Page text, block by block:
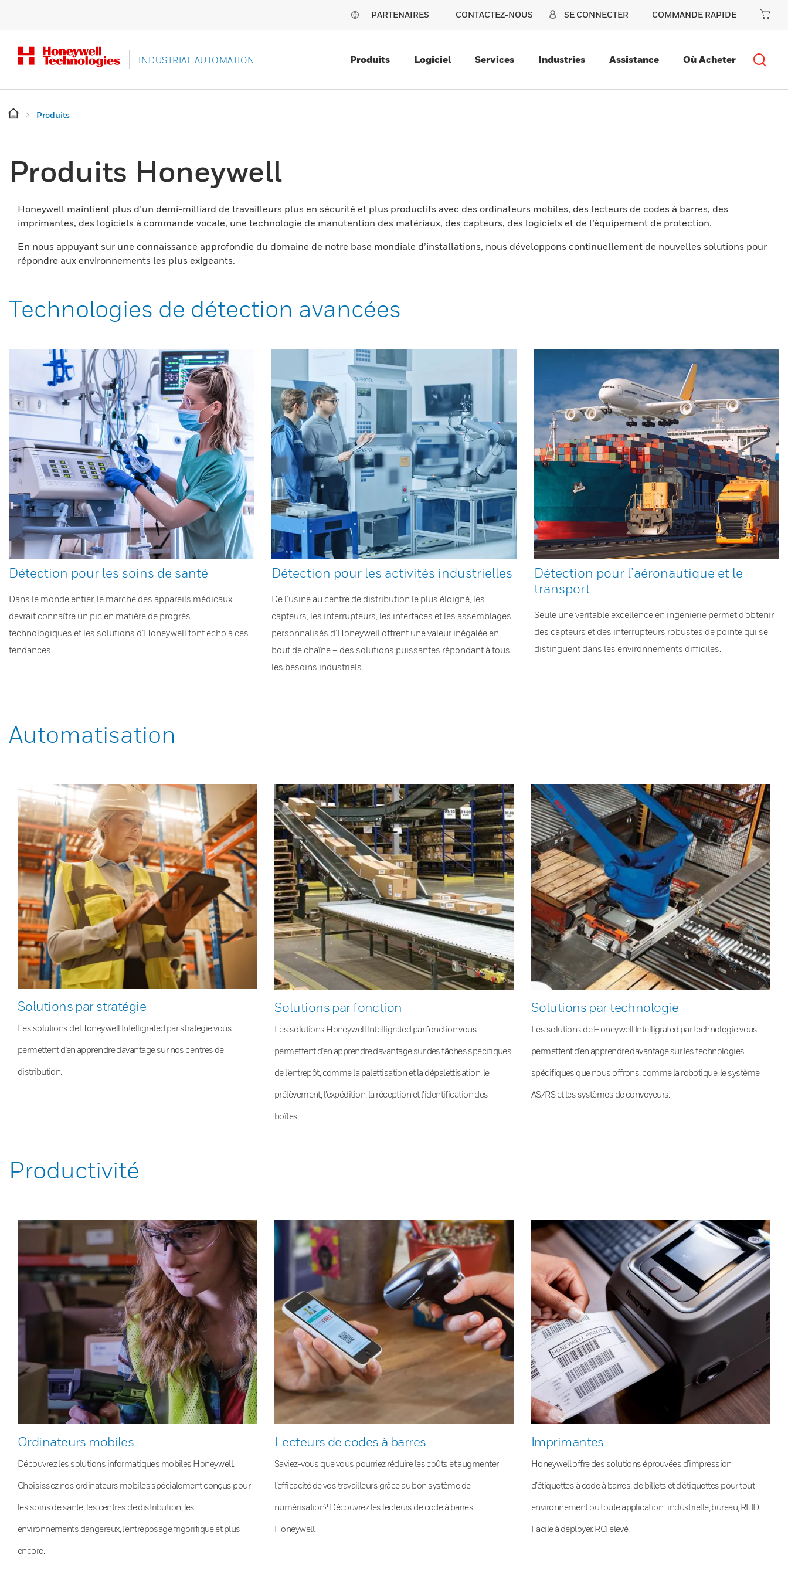
PARTENAIRES CONTACTEZ-NOUS SE CONNECTER COMMANDE RAPIDE
INDUSTRIAL AUTOMATION Produits Logiciel Services Industries Assistance Où Acheter
Produits
Produits Honeywell
Honeywell maintient plus d’un demi-milliard de travailleurs plus en sécurité et plus productifs avec des ordinateurs mobiles, des lecteurs de codes à barres, des
imprimantes, des logiciels à commande vocale, une technologie de manutention des matériaux, des capteurs, des logiciels et de l’équipement de protection.
En nous appuyant sur une connaissance approfondie du domaine de notre base mondiale d’installations, nous développons continuellement de nouvelles solutions pour
répondre aux environnements les plus exigeants.
Technologies de détection avancées
Détection pour les soins de santé
Dans le monde entier, le marché des appareils médicaux
devrait connaître un pic en matière de progrès
technologiques et les solutions d’Honeywell font écho à ces
tendances.
Détection pour les activités industrielles
De l’usine au centre de distribution le plus éloigné, les
capteurs, les interrupteurs, les interfaces et les assemblages
personnalisés d’Honeywell offrent une valeur inégalée en
bout de chaîne – des solutions puissantes répondant à tous
les besoins industriels.
Détection pour l’aéronautique et le
transport
Seule une véritable excellence en ingénierie permet d’obtenir
des capteurs et des interrupteurs robustes de pointe qui se
distinguent dans les environnements difficiles.
Automatisation
Solutions par stratégie
Les solutions de Honeywell Intelligrated par stratégie vous
permettent d’en apprendre davantage sur nos centres de
distribution.
Solutions par fonction
Les solutions Honeywell Intelligrated par fonction vous
permettent d’en apprendre davantage sur des tâches spécifiques
de l’entrepôt, comme la palettisation et la dépalettisation, le
prélèvement, l’expédition, la réception et l’identification des
boîtes.
Solutions par technologie
Les solutions de Honeywell Intelligrated par technologie vous
permettent d’en apprendre davantage sur les technologies
spécifiques que nous offrons, comme la robotique, le système
AS/RS et les systèmes de convoyeurs.
Productivité
Ordinateurs mobiles
Découvrez les solutions informatiques mobiles Honeywell.
Choisissez nos ordinateurs mobiles spécialement conçus pour
les soins de santé, les centres de distribution, les
environnements dangereux, l’entreposage frigorifique et plus
encore.
Lecteurs de codes à barres
Saviez-vous que vous pourriez réduire les coûts et augmenter
l’efficacité de vos travailleurs grâce au bon système de
numérisation? Découvrez les lecteurs de code à barres
Honeywell.
Imprimantes
Honeywell offre des solutions éprouvées d’impression
d’étiquettes à code à barres, de billets et d’étiquettes pour tout
environnement ou toute application : industrielle, bureau, RFID.
Facile à déployer. RCI élevé.